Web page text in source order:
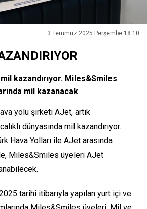
3 Temmuz 2025 Perşembe 18:10
kazandırıyor. Miles&Smiles
mil kazanacak
yolu şirketi AJet, artık
dünyasında mil kazandırıyor.
Hava Yolları ile AJet arasında
Miles&Smiles üyeleri AJet
tarihi itibarıyla yapılan yurt içi ve